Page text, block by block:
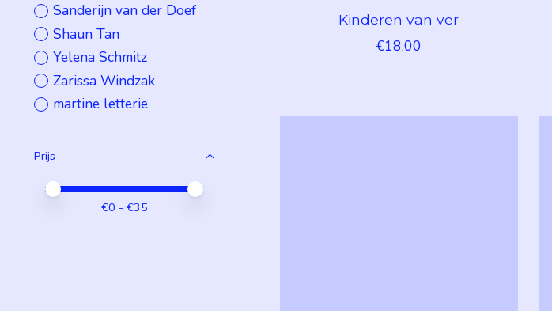
Sanderijn van der Doef
Shaun Tan
Yelena Schmitz
Zarissa Windzak
martine letterie
Prijs
Minimale prijswaarde
Price maximum value
€0 - €35
Kinderen van ver
€18,00